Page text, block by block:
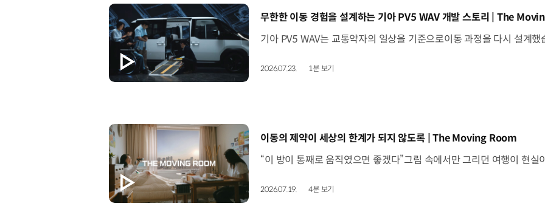
[동영상]
무한한 이동 경험을 설계하는 기아 PV5 WAV 개발 스토리 | The
2026.07.23. 1분 보기
[동영상]
이동의 제약이 세상의 한계가 되지 않도록 | The Moving Room
2026.07.19. 4분 보기